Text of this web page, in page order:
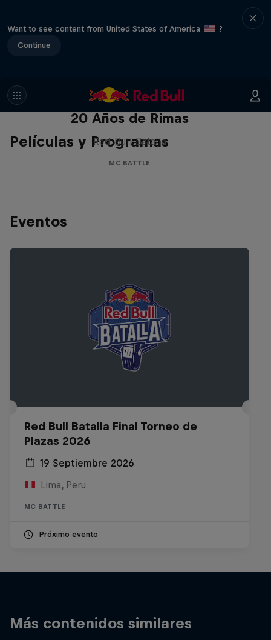
Want to see content from United States of America
?
Continue
Películas y Programas
Red Bull Batalla Nueva Historia:
20 Años de Rimas
Red Bull Batalla
MC BATTLE
Eventos
Red Bull Batalla Final Torneo de
Plazas 2026
19 Septiembre 2026
Lima, Peru
MC BATTLE
Próximo evento
Más contenidos similares